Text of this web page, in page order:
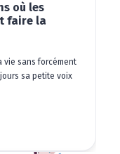
où les
faire la
vie sans forcément
sa petite voix